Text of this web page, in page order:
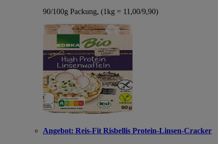
90/100g Packung, (1kg = 11,00/9,90)
Angebot: Reis-Fit Risbellis Protein-Linsen-Cracker